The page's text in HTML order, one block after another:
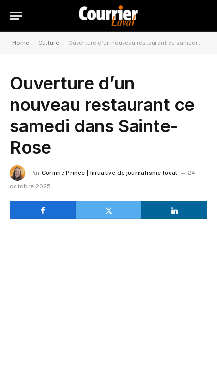
Home - Culture - Ouverture d’un nouveau restaurant ce samedi dans Sainte-Rose
Ouverture d’un
nouveau restaurant ce
samedi dans Sainte-
Rose
Par Corinne Prince | Initiative de journalisme local
24
octobre 2025